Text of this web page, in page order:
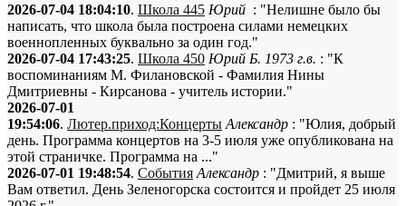
2026-07-04 18:04:10. Школа 445 Юрий : "Нелишне было бы
написать, что школа была построена силами немецких
военнопленных буквально за один год."
2026-07-04 17:43:25. Школа 450 Юрий Б. 1973 г.в. : "К
воспоминаниям М. Филановской - Фамилия Нины
Дмитриевны - Кирсанова - учитель истории."
2026-07-01
19:54:06. Лютер.приход:Концерты Александр : "Юлия, добрый
день. Программа концертов на 3-5 июля уже опубликована на
этой страничке. Программа на ..."
2026-07-01 19:48:54. События Александр : "Дмитрий, я выше
Вам ответил. День Зеленогорска состоится и пройдет 25 июля